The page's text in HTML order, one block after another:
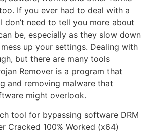
If you ever had to deal with a
don’t need to tell you more about
be, especially as they slow down
up your settings. Dealing with
but there are many tools
Remover is a program that
and removing malware that
might overlook​.
tool for bypassing software DRM
Cracked 100% Worked (x64)